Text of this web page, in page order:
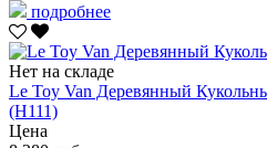
подробнее
Нет на складе
Le Toy Van Деревянный
(H111)
Цена